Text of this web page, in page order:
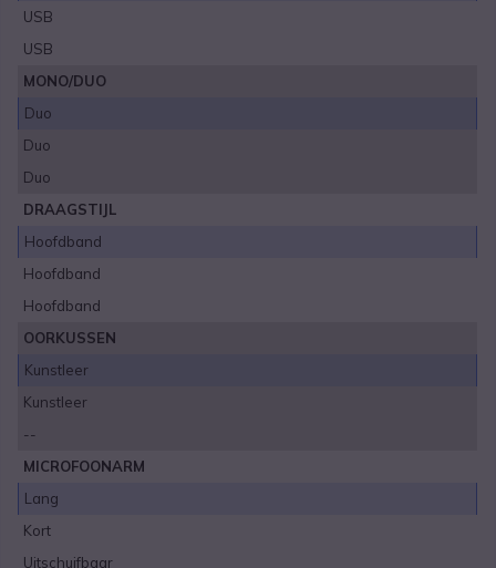
USB
USB
MONO/DUO
Duo
Duo
Duo
DRAAGSTIJL
Hoofdband
Hoofdband
Hoofdband
OORKUSSEN
Kunstleer
Kunstleer
--
MICROFOONARM
Lang
Kort
Uitschuifbaar